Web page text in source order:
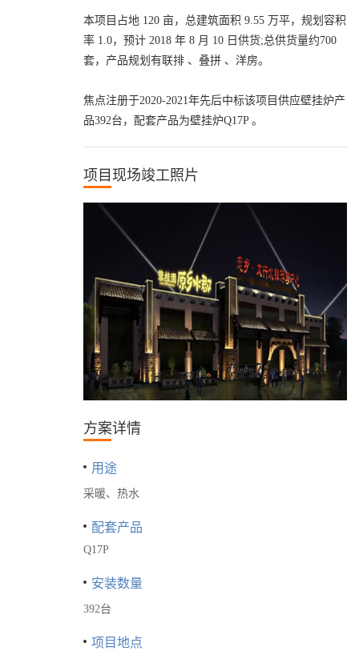
本项目占地 120 亩，总建筑面积 9.55 万平，规划容积
率 1.0，预计 2018 年 8 月 10 日供货;总供货量约700
套，产品规划有联排 、叠拼 、洋房。
焦点注册于2020-2021年先后中标该项目供应壁挂炉产
品392台，配套产品为壁挂炉Q17P 。
项目现场竣工照片
方案详情
用途
采暖、热水
配套产品
Q17P
安装数量
392台
项目地点